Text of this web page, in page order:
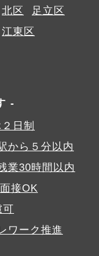
北区
足立区
江東区
日制
から５分以内
業30時間以内
接OK
可
ワーク推進